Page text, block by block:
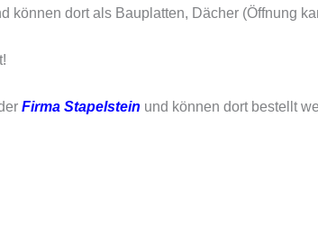
dort als Bauplatten, Dächer (Öffnung
Firma Stapelstein und können dort bestellt